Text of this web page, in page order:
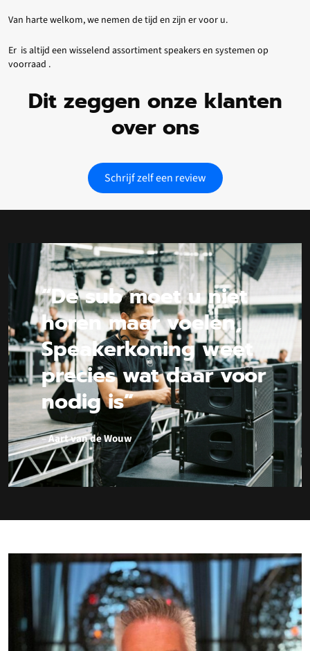
Van harte welkom, we nemen de tijd en zijn er voor u.
Er is altijd een wisselend assortiment speakers en systemen op
voorraad .
Dit zeggen onze klanten
over ons
Schrijf zelf een review
“De sub moet u niet
horen maar voelen,
Speakerkoning weet
precies wat daar voor
nodig is”
–Aart van de Wouw